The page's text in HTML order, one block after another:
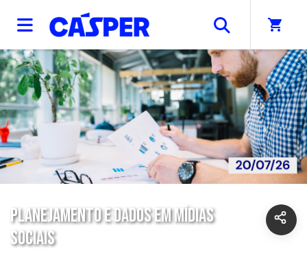
shopping_cart
PLANEJAMENTO E DADOS EM MÍDIAS
SOCIAIS